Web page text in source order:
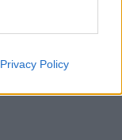
Privacy Policy